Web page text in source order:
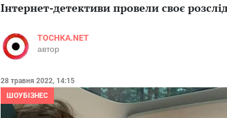
Інтернет-детективи провели своє
TOCHKA.NET
автор
28 травня 2022, 14:15
ШОУБІЗНЕС